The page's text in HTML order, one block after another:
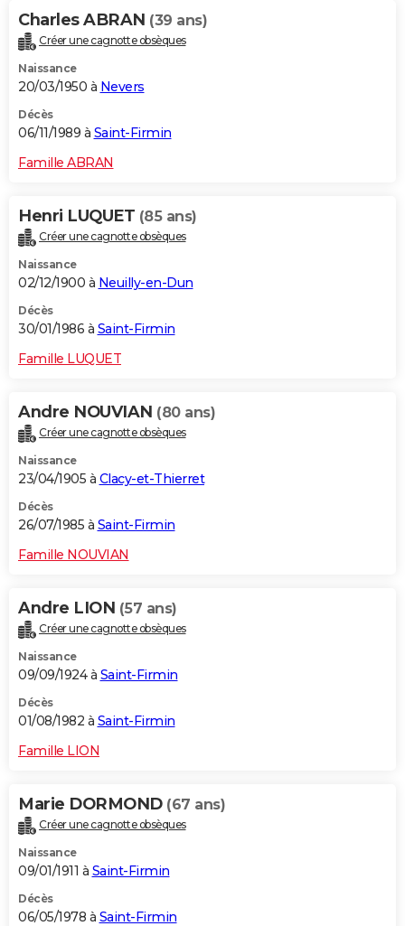
Charles ABRAN (39 ans)
Créer une cagnotte obsèques
Naissance
20/03/1950 à Nevers
Décès
06/11/1989 à Saint-Firmin
Famille ABRAN
Henri LUQUET (85 ans)
Créer une cagnotte obsèques
Naissance
02/12/1900 à Neuilly-en-Dun
Décès
30/01/1986 à Saint-Firmin
Famille LUQUET
Andre NOUVIAN (80 ans)
Créer une cagnotte obsèques
Naissance
23/04/1905 à Clacy-et-Thierret
Décès
26/07/1985 à Saint-Firmin
Famille NOUVIAN
Andre LION (57 ans)
Créer une cagnotte obsèques
Naissance
09/09/1924 à Saint-Firmin
Décès
01/08/1982 à Saint-Firmin
Famille LION
Marie DORMOND (67 ans)
Créer une cagnotte obsèques
Naissance
09/01/1911 à Saint-Firmin
Décès
06/05/1978 à Saint-Firmin